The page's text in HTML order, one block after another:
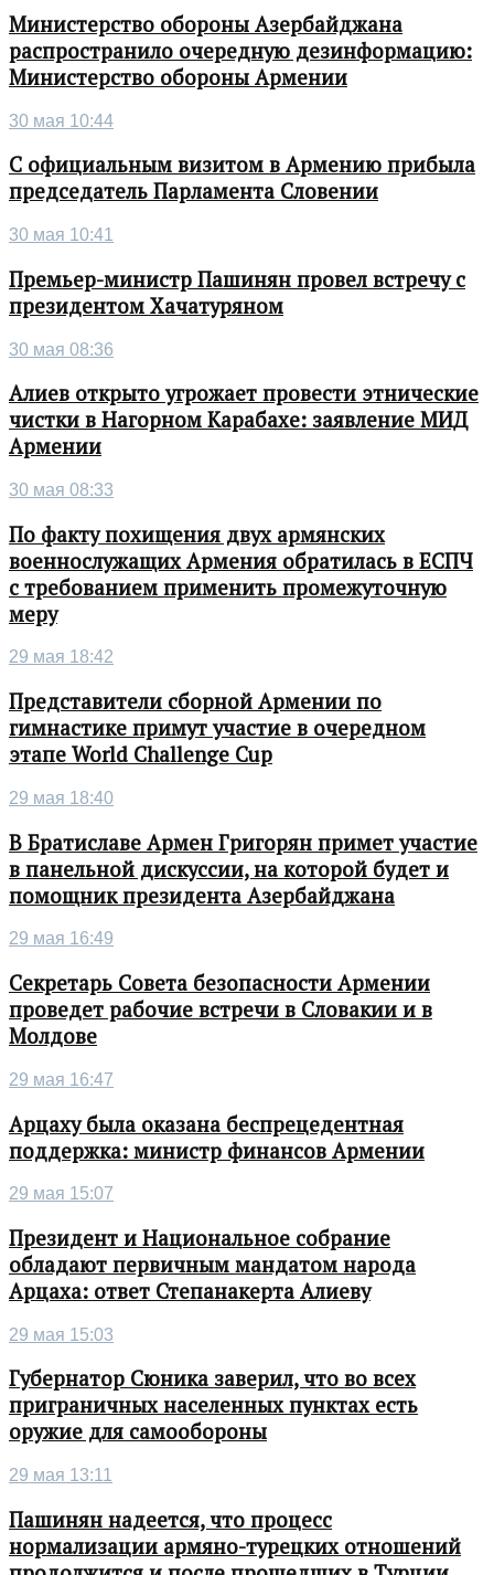
Министерство обороны Азербайджана
распространило очередную дезинформацию:
Министерство обороны Армении
30 мая 10:44
С официальным визитом в Армению прибыла
председатель Парламента Словении
30 мая 10:41
Премьер-министр Пашинян провел встречу с
президентом Хачатуряном
30 мая 08:36
Алиев открыто угрожает провести этнические
чистки в Нагорном Карабахе: заявление МИД
Армении
30 мая 08:33
По факту похищения двух армянских
военнослужащих Армения обратилась в ЕСПЧ
с требованием применить промежуточную
меру
29 мая 18:42
Представители сборной Армении по
гимнастике примут участие в очередном
этапе World Challenge Cup
29 мая 18:40
В Братиславе Армен Григорян примет участие
в панельной дискуссии, на которой будет и
помощник президента Азербайджана
29 мая 16:49
Секретарь Совета безопасности Армении
проведет рабочие встречи в Словакии и в
Молдове
29 мая 16:47
Арцаху была оказана беспрецедентная
поддержка: министр финансов Армении
29 мая 15:07
Президент и Национальное собрание
обладают первичным мандатом народа
Арцаха: ответ Степанакерта Алиеву
29 мая 15:03
Губернатор Сюника заверил, что во всех
приграничных населенных пунктах есть
оружие для самообороны
29 мая 13:11
Пашинян надеется, что процесс
нормализации армяно-турецких отношений